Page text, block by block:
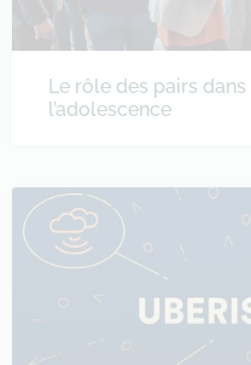
Le rôle des pairs
l’adolescence